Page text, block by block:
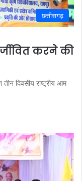
छत्तीसगढ़
करने की
तीन दिवसीय राष्ट्रीय आम